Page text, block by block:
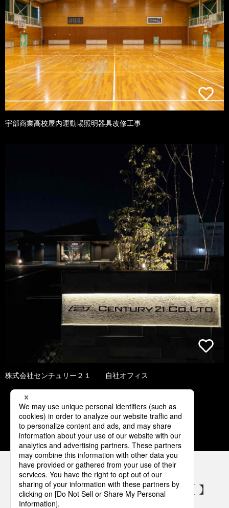
宇部商業高校屋内運動場照明器具改修工事
株式会社センチュリー２１ 自社オフィス
1 2 3 4 5
パナソニックの電気設備 SNSアカウント